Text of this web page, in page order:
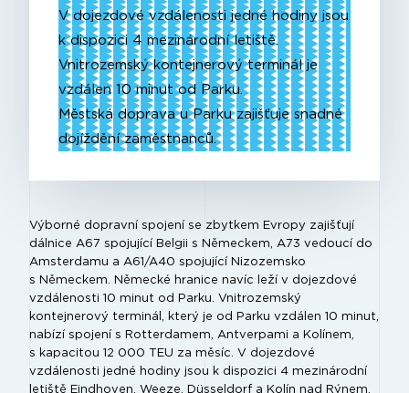
V dojezdové vzdálenosti jedné hodiny jsou
k dispozici 4 mezinárodní letiště.
Vnitrozemský kontejnerový terminál je
vzdálen 10 minut od Parku.
Městská doprava u Parku zajišťuje snadné
dojíždění zaměstnanců.
Výborné dopravní spojení se zbytkem Evropy zajišťují
dálnice A67 spojující Belgii s Německem, A73 vedoucí do
Amsterdamu a A61/A40 spojující Nizozemsko
s Německem. Německé hranice navíc leží v dojezdové
vzdálenosti 10 minut od Parku. Vnitrozemský
kontejnerový terminál, který je od Parku vzdálen 10 minut,
nabízí spojení s Rotterdamem, Antverpami a Kolínem,
s kapacitou 12 000 TEU za měsíc. V dojezdové
vzdálenosti jedné hodiny jsou k dispozici 4 mezinárodní
letiště Eindhoven, Weeze, Düsseldorf a Kolín nad Rýnem.